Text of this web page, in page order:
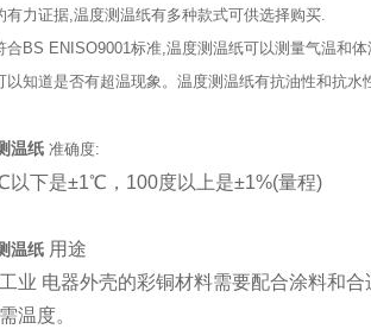
有力证据,温度测温纸有多种款式可供选择购买.
合BS ENISO9001标准,温度测温纸可以测量气温和
以知道是否有超温现象。温度测温纸有抗油性和抗水
温纸 准确度:
以下是±1℃，100度以上是±1%(量程)
温纸 用途
业 电器外壳的彩铜材料需要配合涂料和
温度。